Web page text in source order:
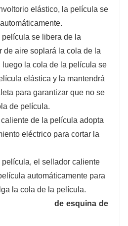
elástico, la película se
se libera de la
de aire soplará la cola de la
la cola de la película se
elástica y la mantendrá
para garantizar que no se
de película.
de la película adopta
eléctrico para cortar la
película, el sellador caliente
automáticamente para
la cola de la película.
esquina de